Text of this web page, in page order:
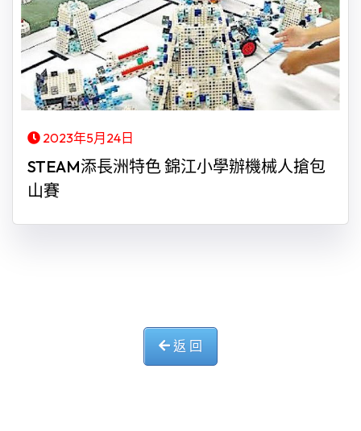
2023年5月24日
STEAM添長洲特色 錦江小學辦機械人搶包
山賽
返 回